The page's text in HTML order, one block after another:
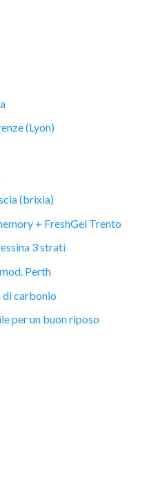
(Lyon)
(brixia)
+ FreshGel Trento
3 strati
Perth
di carbonio
per un buon riposo